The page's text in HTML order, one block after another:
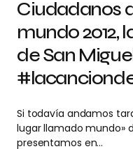
Ciudadanos
mundo 2012,
de San
Si todavía andamos
lugar llamado mundo»
presentamos en…